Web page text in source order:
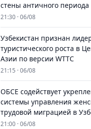
стены античного периода
21:30 · 06/08
Узбекистан признан
туристического роста в
Азии по версии WTTC
21:15 · 06/08
ОБСЕ содействует
системы управления
трудовой миграцией в
21:00 · 06/08